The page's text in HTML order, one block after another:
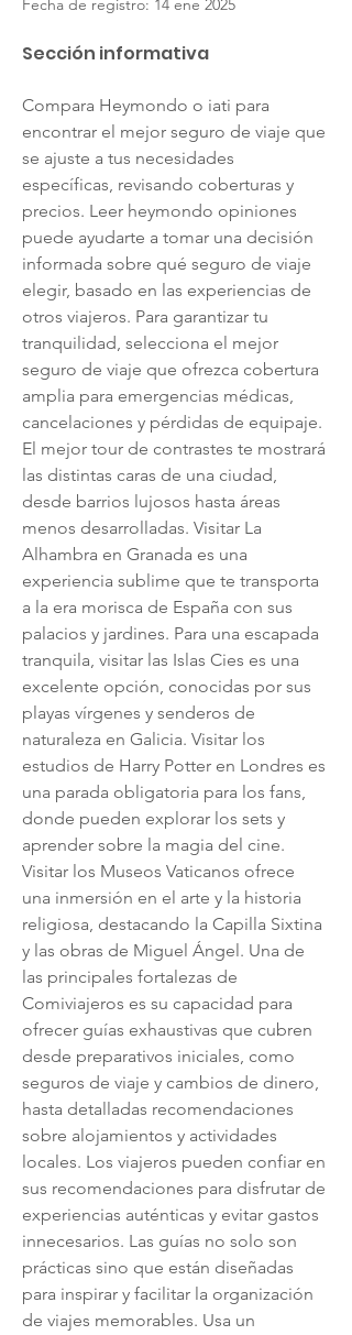
Fecha de registro: 14 ene 2025
Sección informativa
Compara Heymondo o iati para
encontrar el mejor seguro de viaje que
se ajuste a tus necesidades
específicas, revisando coberturas y
precios. Leer heymondo opiniones
puede ayudarte a tomar una decisión
informada sobre qué seguro de viaje
elegir, basado en las experiencias de
otros viajeros. Para garantizar tu
tranquilidad, selecciona el mejor
seguro de viaje que ofrezca cobertura
amplia para emergencias médicas,
cancelaciones y pérdidas de equipaje.
El mejor tour de contrastes te mostrará
las distintas caras de una ciudad,
desde barrios lujosos hasta áreas
menos desarrolladas. Visitar La
Alhambra en Granada es una
experiencia sublime que te transporta
a la era morisca de España con sus
palacios y jardines. Para una escapada
tranquila, visitar las Islas Cies es una
excelente opción, conocidas por sus
playas vírgenes y senderos de
naturaleza en Galicia. Visitar los
estudios de Harry Potter en Londres es
una parada obligatoria para los fans,
donde pueden explorar los sets y
aprender sobre la magia del cine.
Visitar los Museos Vaticanos ofrece
una inmersión en el arte y la historia
religiosa, destacando la Capilla Sixtina
y las obras de Miguel Ángel. Una de
las principales fortalezas de
Comiviajeros es su capacidad para
ofrecer guías exhaustivas que cubren
desde preparativos iniciales, como
seguros de viaje y cambios de dinero,
hasta detalladas recomendaciones
sobre alojamientos y actividades
locales. Los viajeros pueden confiar en
sus recomendaciones para disfrutar de
experiencias auténticas y evitar gastos
innecesarios. Las guías no solo son
prácticas sino que están diseñadas
para inspirar y facilitar la organización
de viajes memorables. Usa un